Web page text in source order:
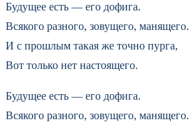
Будущее есть — его дофига.
Всякого разного, зовущего, манящего.
И с прошлым такая же точно пурга,
Вот только нет настоящего.
Будущее есть — его дофига.
Всякого разного, зовущего, манящего.